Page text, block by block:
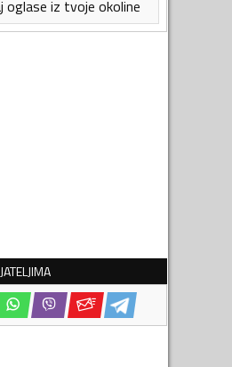
oglase iz tvoje okoline